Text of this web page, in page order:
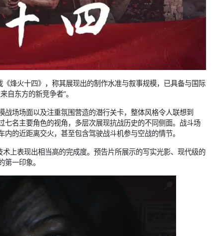
烽火十四》，称其展现出的制作水准与叙事规模，已具备与国际
自东方的新竞争者”。
场场面以及注重氛围营造的潜行关卡，整体风格令人联想到
七名主要角色的视角，多层次展现抗战历史的不同侧面。战斗场
的近距离交火，甚至包含驾驶战斗机参与空战的情节。
上表现出相当高的完成度。预告片所展示的写实光影、现代级的
一印象。